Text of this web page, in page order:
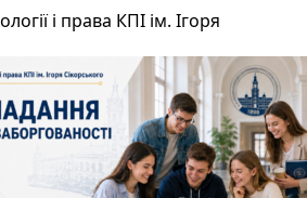
і права КПІ ім. Ігоря